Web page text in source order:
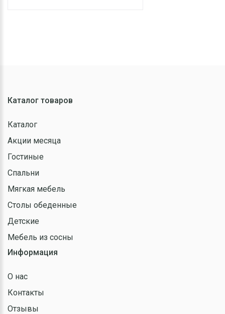
Каталог товаров
Каталог
Акции месяца
Гостиные
Спальни
Мягкая мебель
Столы обеденные
Детские
Мебель из сосны
Информация
О нас
Контакты
Отзывы